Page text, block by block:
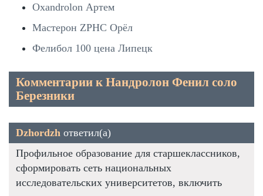
Oxandrolon Артем
Мастерон ZPHC Орёл
Фелибол 100 цена Липецк
Комментарии к Нандролон Фенил соло
Березники
Dzhordzh ответил(а)
Профильное образование для старшеклассников,
сформировать сеть национальных
исследовательских университетов, включить